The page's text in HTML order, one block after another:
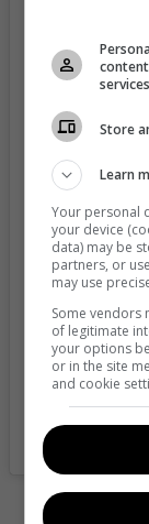
-
Store
Learn
Your personal
your device
data) may be
partners, or
may use
Some vendors
of legitimate
your options
or in the site
and cookie